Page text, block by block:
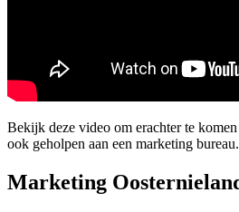
Bekijk deze video om erachter te
ook geholpen aan een marketing bureau.
Marketing